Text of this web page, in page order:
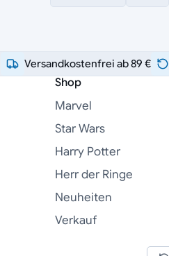
Versandkostenfrei ab 89 €
Shop
Marvel
Star Wars
Harry Potter
Herr der Ringe
Neuheiten
Verkauf